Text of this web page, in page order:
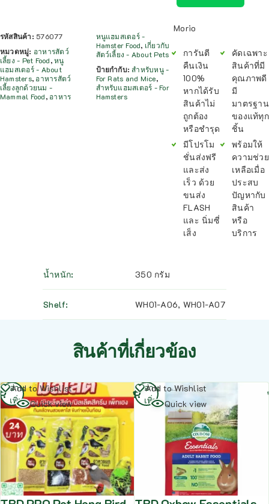
รหัสสินค้า: 576077
หมวดหมู่: อาหารสัตว์
เลี้ยง - Pet Food,หนู
แฮมสเตอร์ - About
Hamsters, อาหารสัตว์
เลี้ยงลูกด้วยนม -
Mammal Food, อาหาร
หนูแฮมสเตอร์ -
Hamster Food, เกี่ยวกับ
สัตว์เลี้ยง - About Pets
ป้ายกำกับ:สำหรับหนู -
For Rats and Mice,
สำหรับแฮมสเตอร์ - For
Hamsters
Morio
การันตี
คืนเงิน
100%
หากได้รับ
สินค้าไม่
ถูกต้อง
หรือชำรุด
มีโปรโม
ชั่นส่งฟรี
และส่ง
เร็ว ด้วย
ขนส่ง
FLASH
และ นิ่มซี่
เส็ง
คัดเฉพาะ
สินค้าที่มี
คุณภาพดี
มี
มาตรฐาน
ของแท้ทุก
ชิ้น
พร้อมให้
ความช่วย
เหลือเมื่อ
ประสบ
ปัญหากับ
สินค้า
หรือ
บริการ
น้ำหนัก 350 กรัม
Shelf WH01-A06, WH01-A07
สินค้าที่เกี่ยวข้อง
Add to Wishlist
Quick view
อ่าน
เพิ่ม
Add to Wishlist
Quick view
อ่าน
เพิ่ม